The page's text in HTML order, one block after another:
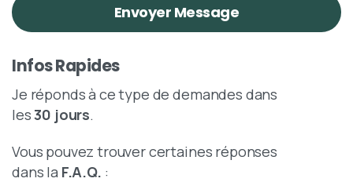
Infos Rapides
Je réponds à ce type de demandes dans
les30 jours.
Vous pouvez trouver certaines réponses
dans la F.A.Q. :